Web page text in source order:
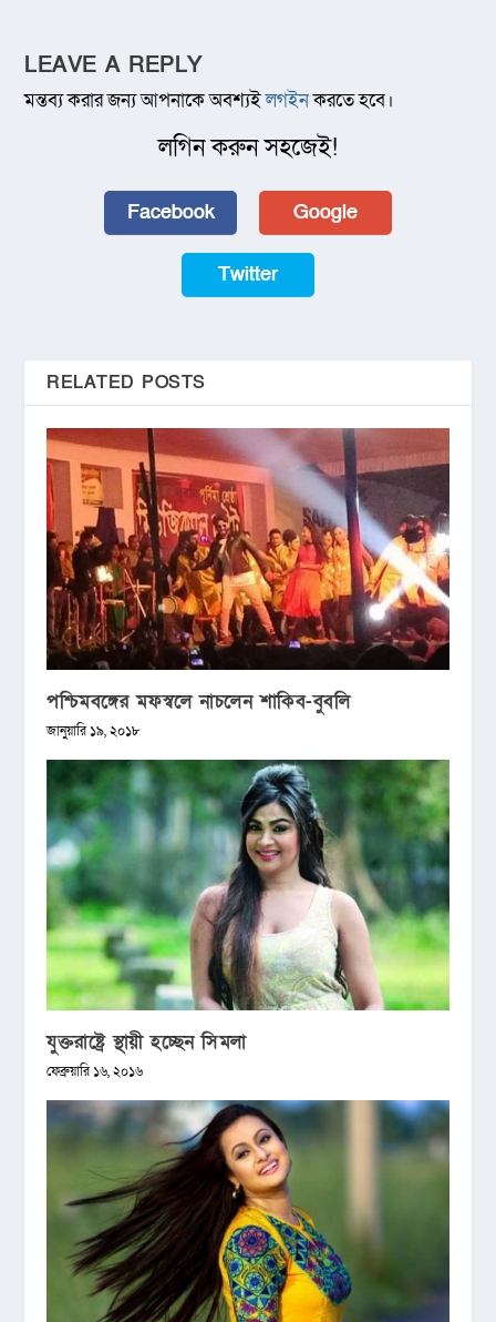
LEAVE A REPLY
মন্তব্য করার জন্য আপনাকে অবশ্যইলগইনকরতে হবে।
লগিন করুন সহজেই!
Facebook Google
Twitter
RELATED POSTS
পশ্চিমবঙ্গের মফস্বলে নাচলেন শাকিব-বুবলি
জানুয়ারি ১৯, ২০১৮
যুক্তরাষ্ট্রে স্থায়ী হচ্ছেন সিমলা
ফেব্রুয়ারি ১৬, ২০১৬